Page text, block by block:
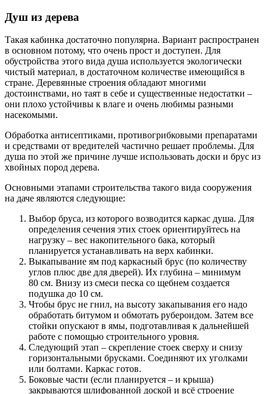
Душ из дерева
Такая кабинка достаточно популярна. Вариант распространен
в основном потому, что очень прост и доступен. Для
обустройства этого вида душа используется экологически
чистый материал, в достаточном количестве имеющийся в
стране. Деревянные строения обладают многими
достоинствами, но таят в себе и существенные недостатки –
они плохо устойчивы к влаге и очень любимы разными
насекомыми.
Обработка антисептиками, противогрибковыми препаратами
и средствами от вредителей частично решает проблемы. Для
душа по этой же причине лучше использовать доски и брус из
хвойных пород дерева.
Основными этапами строительства такого вида сооружения
на даче являются следующие:
Выбор бруса, из которого возводится каркас душа. Для
определения сечения этих стоек ориентируйтесь на
нагрузку – вес накопительного бака, который
планируется устанавливать на верх кабинки.
Выкапывание ям под каркасный брус (по количеству
углов плюс две для дверей). Их глубина – минимум
80 см. Внизу из смеси песка со щебнем создается
подушка до 10 см.
Чтобы брус не гнил, на высоту закапывания его надо
обработать битумом и обмотать рубероидом. Затем все
стойки опускают в ямы, подготавливая к дальнейшей
работе с помощью строительного уровня.
Следующий этап – скрепление стоек сверху и снизу
горизонтальными брусками. Соединяют их уголками
или болтами. Каркас готов.
Боковые части (если планируется – и крыша)
закрываются шлифованной доской и всё строение